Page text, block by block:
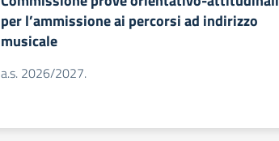
per l’ammissione ai percorsi ad indirizzo
musicale
a.s. 2026/2027.